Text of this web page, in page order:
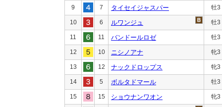
9 7 タイセイジャスパー 牡3
10 6 ルワンジュ 牡3
11 11 バンドールロゼ 牡3
12 10 ニシノアナ 牝3
13 12 ナックドロップス 牝3
14 5 ボルタドマール 牡3
15 15 ショウナンワオン 牝3